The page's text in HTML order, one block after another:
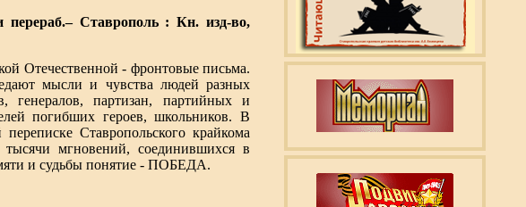
Ставрополь : Кн. изд-во,
Отечественной - фронтовые письма.
мысли и чувства людей разных
генералов, партизан, партийных и
погибших героев, школьников. В
Ставропольского крайкома
мгновений, соединившихся в
и судьбы понятие - ПОБЕДА.